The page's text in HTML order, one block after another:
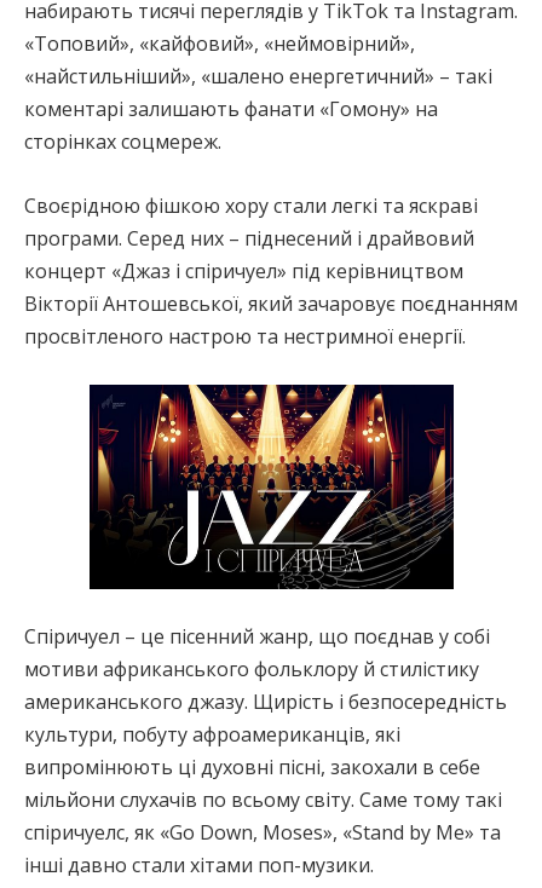
набирають тисячі переглядів у TikTok та Instagram.
«Топовий», «кайфовий», «неймовірний»,
«найстильніший», «шалено енергетичний» – такі
коментарі залишають фанати «Гомону» на
сторінках соцмереж.
Своєрідною фішкою хору стали легкі та яскраві
програми. Серед них – піднесений і драйвовий
концерт «Джаз і спіричуел» під керівництвом
Вікторії Антошевської, який зачаровує поєднанням
просвітленого настрою та нестримної енергії.
Спіричуел – це пісенний жанр, що поєднав у собі
мотиви африканського фольклору й стилістику
американського джазу. Щирість і безпосередність
культури, побуту афроамериканців, які
випромінюють ці духовні пісні, закохали в себе
мільйони слухачів по всьому світу. Саме тому такі
спіричуелс, як «Go Down, Moses», «Stand by Me» та
інші давно стали хітами поп-музики.